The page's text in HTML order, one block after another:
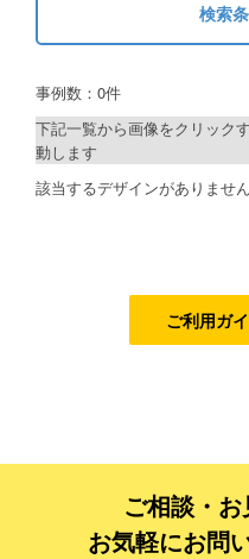
ご注文方法につい
FAQ（よくあるご
資料をダウンロー
検索
制作プランで探す
シルバーコース
ジャンルで探す
事例数：0件
下記一覧から画像をクリック
動します
該当するデザインがありません
ご利用ガ
ご相談・お
お気軽にお問